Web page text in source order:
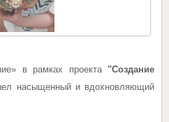
в рамках проекта "Создание
насыщенный и вдохновляющий